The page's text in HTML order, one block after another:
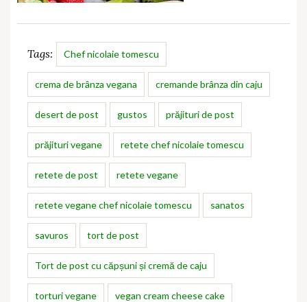
Tags: Chef nicolaie tomescu
crema de brânza vegana cremande brânza din caju
desert de post gustos prăjituri de post
prăjituri vegane retete chef nicolaie tomescu
retete de post retete vegane
retete vegane chef nicolaie tomescu sanatos
savuros tort de post
Tort de post cu căpșuni și cremă de caju
torturi vegane vegan cream cheese cake